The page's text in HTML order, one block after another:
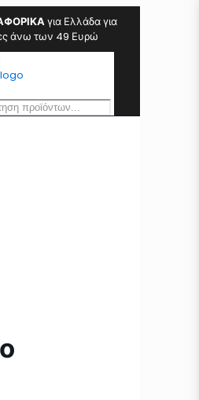
για Ελλάδα για
άνω των 49 Ευρώ